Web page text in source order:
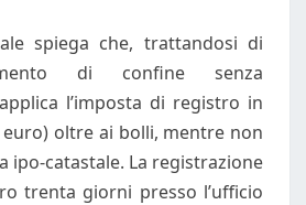
spiega che, trattandosi di
di confine senza
l’imposta di registro in
euro) oltre ai bolli, mentre non
ipo-catastale. La registrazione
trenta giorni presso l’ufficio